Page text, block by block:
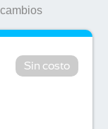
Sin costo